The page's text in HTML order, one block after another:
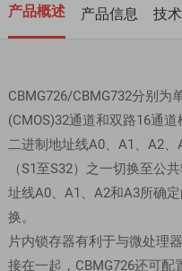
产品概述 产品信息 技
CBMG726/CBMG732分别为
(CMOS)32通道和双路16通
二进制地址线A0、A1、A2
（S1至S32）之一切换至公
址线A0、A1、A2和A3所确
换。
片内锁存器有利于与微处理
接在一起，CBMG726还可配